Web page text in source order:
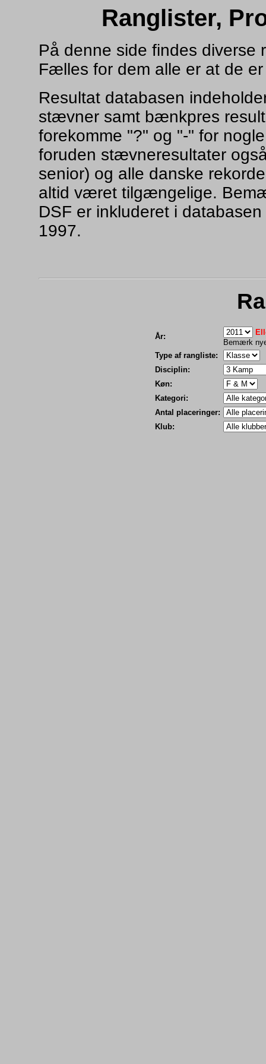
Ranglister,
På denne side findes diverse
Fælles for dem alle er at de
Resultat databasen
stævner samt bænkpres
forekomme "?" og "-" for
foruden stævneresultater
senior) og alle danske
altid været tilgængelige.
DSF er inkluderet i
1997.
År:
Bemærk
Type af rangliste:
Disciplin:
Køn:
Kategori:
Antal placeringer:
Klub: